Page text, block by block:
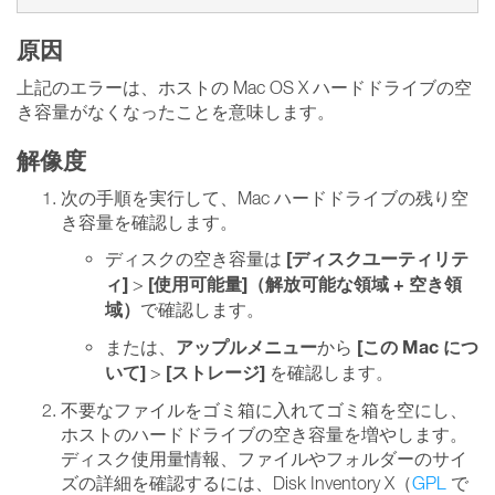
原因
上記のエラーは、ホストの Mac OS X ハードドライブの空
き容量がなくなったことを意味します。
解像度
次の手順を実行して、Mac ハードドライブの残り空
き容量を確認します。
ディスクの空き容量は [ディスクユーティリテ
ィ] > [使用可能量]（解放可能な領域 + 空き領
域） で確認します。
または、 アップルメニューから [この Mac につ
いて] > [ストレージ] を確認します。
不要なファイルをゴミ箱に入れてゴミ箱を空にし、
ホストのハードドライブの空き容量を増やします。
ディスク使用量情報、ファイルやフォルダーのサイ
ズの詳細を確認するには、Disk Inventory X（GPL
で